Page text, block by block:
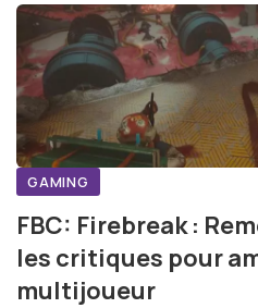
GAMING
FBC: Firebreak :
les critiques pour
multijoueur